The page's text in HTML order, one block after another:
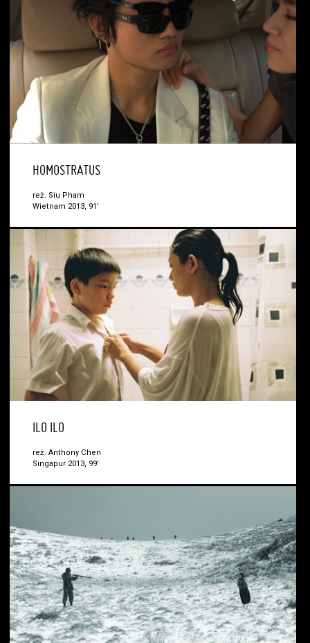
HOMOSTRATUS
reż. Siu Pham
Wietnam 2013, 91’
ILO ILO
reż. Anthony Chen
Singapur 2013, 99’